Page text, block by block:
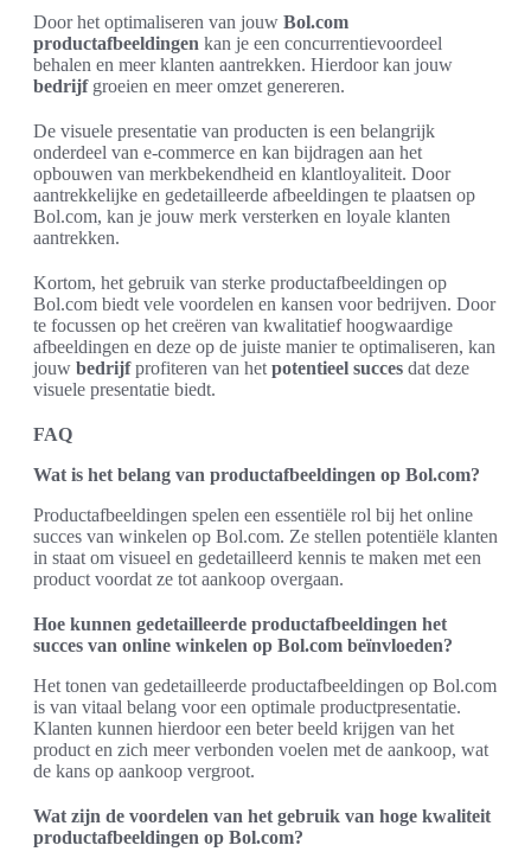
Door het optimaliseren van jouw Bol.com
productafbeeldingen kan je een concurrentievoordeel
behalen en meer klanten aantrekken. Hierdoor kan jouw
bedrijfgroeien en meer omzet genereren.
De visuele presentatie van producten is een belangrijk
onderdeel van e-commerce en kan bijdragen aan het
opbouwen van merkbekendheid en klantloyaliteit. Door
aantrekkelijke en gedetailleerde afbeeldingen te plaatsen op
Bol.com, kan je jouw merk versterken en loyale klanten
aantrekken.
Kortom, het gebruik van sterke productafbeeldingen op
Bol.com biedt vele voordelen en kansen voor bedrijven. Door
te focussen op het creëren van kwalitatief hoogwaardige
afbeeldingen en deze op de juiste manier te optimaliseren, kan
jouw bedrijfprofiteren van het potentieel succes dat deze
visuele presentatie biedt.
FAQ
Wat is het belang van productafbeeldingen op Bol.com?
Productafbeeldingen spelen een essentiële rol bij het online
succes van winkelen op Bol.com. Ze stellen potentiële klanten
in staat om visueel en gedetailleerd kennis te maken met een
product voordat ze tot aankoop overgaan.
Hoe kunnen gedetailleerde productafbeeldingen het
succes van online winkelen op Bol.com beïnvloeden?
Het tonen van gedetailleerde productafbeeldingen op Bol.com
is van vitaal belang voor een optimale productpresentatie.
Klanten kunnen hierdoor een beter beeld krijgen van het
product en zich meer verbonden voelen met de aankoop, wat
de kans op aankoop vergroot.
Wat zijn de voordelen van het gebruik van hoge kwaliteit
productafbeeldingen op Bol.com?